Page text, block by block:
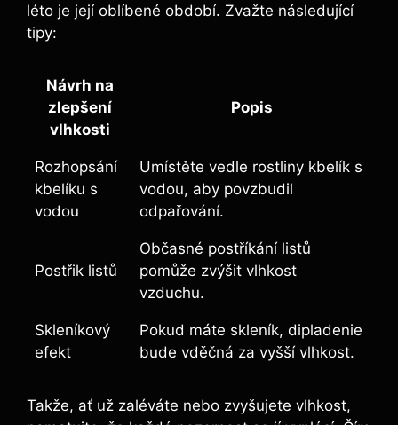
léto je její oblíbené období. Zvažte následující
tipy:
Návrh na
zlepšení
vlhkosti
Popis
Rozhopsání
kbelíku s
vodou
Umístěte vedle rostliny kbelík s
vodou, aby povzbudil
odpařování.
Postřik listů
Občasné postříkání listů
pomůže zvýšit vlhkost
vzduchu.
Skleníkový
efekt
Pokud máte skleník, dipladenie
bude vděčná za vyšší vlhkost.
Takže, ať už zaléváte nebo zvyšujete vlhkost,